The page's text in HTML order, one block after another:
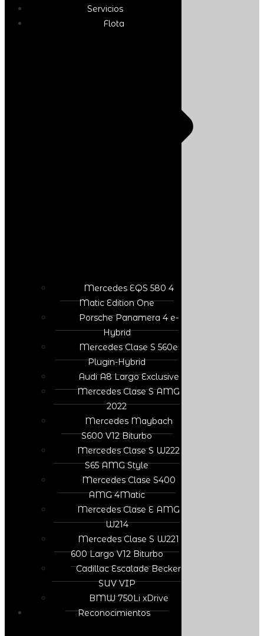
Servicios
Flota
Mercedes EQS 580 4
Matic Edition One
Porsche Panamera 4 e-
Hybrid
Mercedes Clase S 560e
Plugin-Hybrid
Audi A8 Largo Exclusive
Mercedes Clase S AMG
2022
Mercedes Maybach
S600 V12 Biturbo
Mercedes Clase S W222
S65 AMG Style
Mercedes Clase S400
AMG 4Matic
Mercedes Clase E AMG
W214
Mercedes Clase S W221
600 Largo V12 Biturbo
Cadillac Escalade Becker
SUV VIP
BMW 750Li xDrive
Reconocimientos